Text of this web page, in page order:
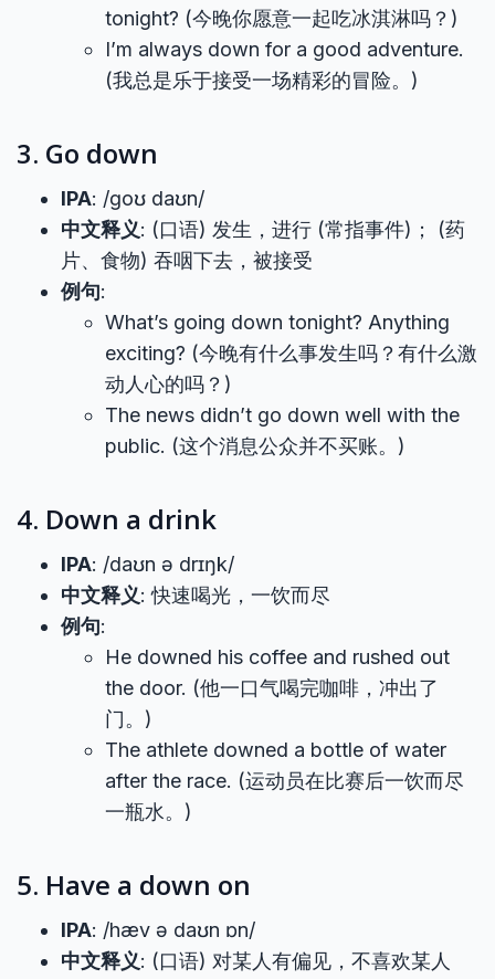
tonight? (今晚你愿意一起吃冰淇淋吗？)
I’m always down for a good adventure.
(我总是乐于接受一场精彩的冒险。)
3. Go down
IPA: /ɡoʊ daʊn/
中文释义: (口语) 发生，进行 (常指事件)； (药
片、食物) 吞咽下去，被接受
例句:
What’s going down tonight? Anything
exciting? (今晚有什么事发生吗？有什么激
动人心的吗？)
The news didn’t go down well with the
public. (这个消息公众并不买账。)
4. Down a drink
IPA: /daʊn ə drɪŋk/
中文释义: 快速喝光，一饮而尽
例句:
He downed his coffee and rushed out
the door. (他一口气喝完咖啡，冲出了
门。)
The athlete downed a bottle of water
after the race. (运动员在比赛后一饮而尽
一瓶水。)
5. Have a down on
IPA: /hæv ə daʊn ɒn/
中文释义: (口语) 对某人有偏见，不喜欢某人